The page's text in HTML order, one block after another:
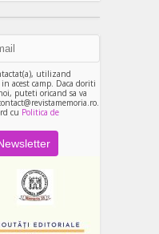
utilizand
acest camp. Daca doriti
puteti oricand sa va
cu Politica de